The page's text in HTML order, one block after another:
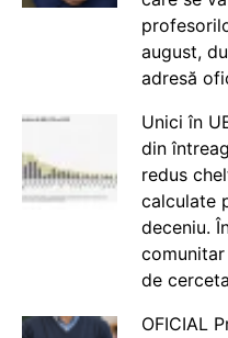
august,
adresă
Unici în
din
redus
calculate
deceniu.
de
OFICIAL